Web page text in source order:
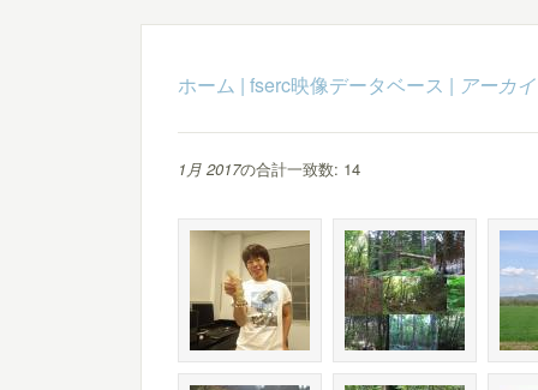
ホーム | fserc映像データベース | アーカ
1月 2017の合計一致数: 14